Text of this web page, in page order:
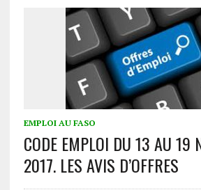
EMPLOI AU FASO
CODE EMPLOI DU 13 AU 19
2017. LES AVIS D’OFFRES